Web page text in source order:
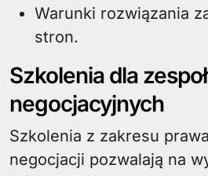
Warunki rozwiązania
stron.
Szkolenia dla
negocjacyjnych
Szkolenia z zakresu
negocjacji pozwalają na